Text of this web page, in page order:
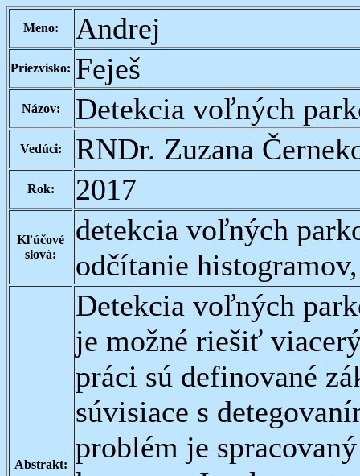
Meno: Andrej
Priezvisko: Feješ
Názov: Detekcia voľných
Vedúci: RNDr. Zuzana
Rok: 2017
Kľúčové
slová:
detekcia voľných
odčítanie
Abstrakt:
Detekcia voľných
je možné riešiť
práci sú definované
súvisiace s
problém je